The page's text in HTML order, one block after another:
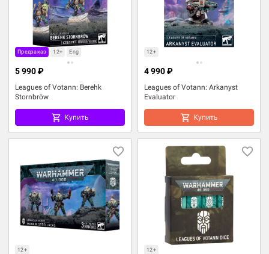
Предзаказ 12+ Eng
Leagues of Votann: Berehk
Stornbröw
5 990 ₽
Купить
12+
Leagues of Votann: Arkanyst
Evaluator
4 990 ₽
Купить
12+ 12+